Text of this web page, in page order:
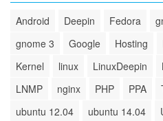
Android Deepin Fedora
gnome 3
Google Hosting
Kernel
linux LinuxDeepin
LNMP
nginx PHP PPA
ubuntu 12.04
ubuntu 14.04